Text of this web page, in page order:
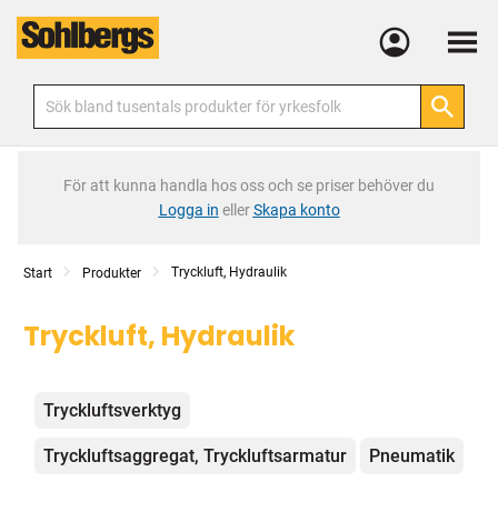
Meny
För att kunna handla hos oss och se priser behöver du
Logga in ellerSkapa konto
Start Produkter Tryckluft, Hydraulik
Tryckluft, Hydraulik
Kategorier
Tryckluftsverktyg
Tryckluftsaggregat, Tryckluftsarmatur Pneumatik